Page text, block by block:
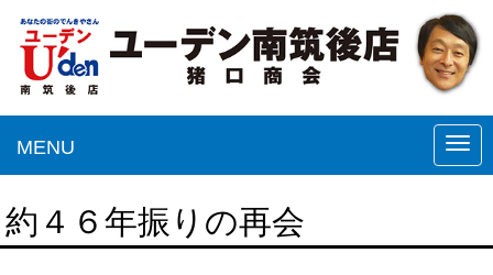
N
a
i
MENU
約４６年振りの再会